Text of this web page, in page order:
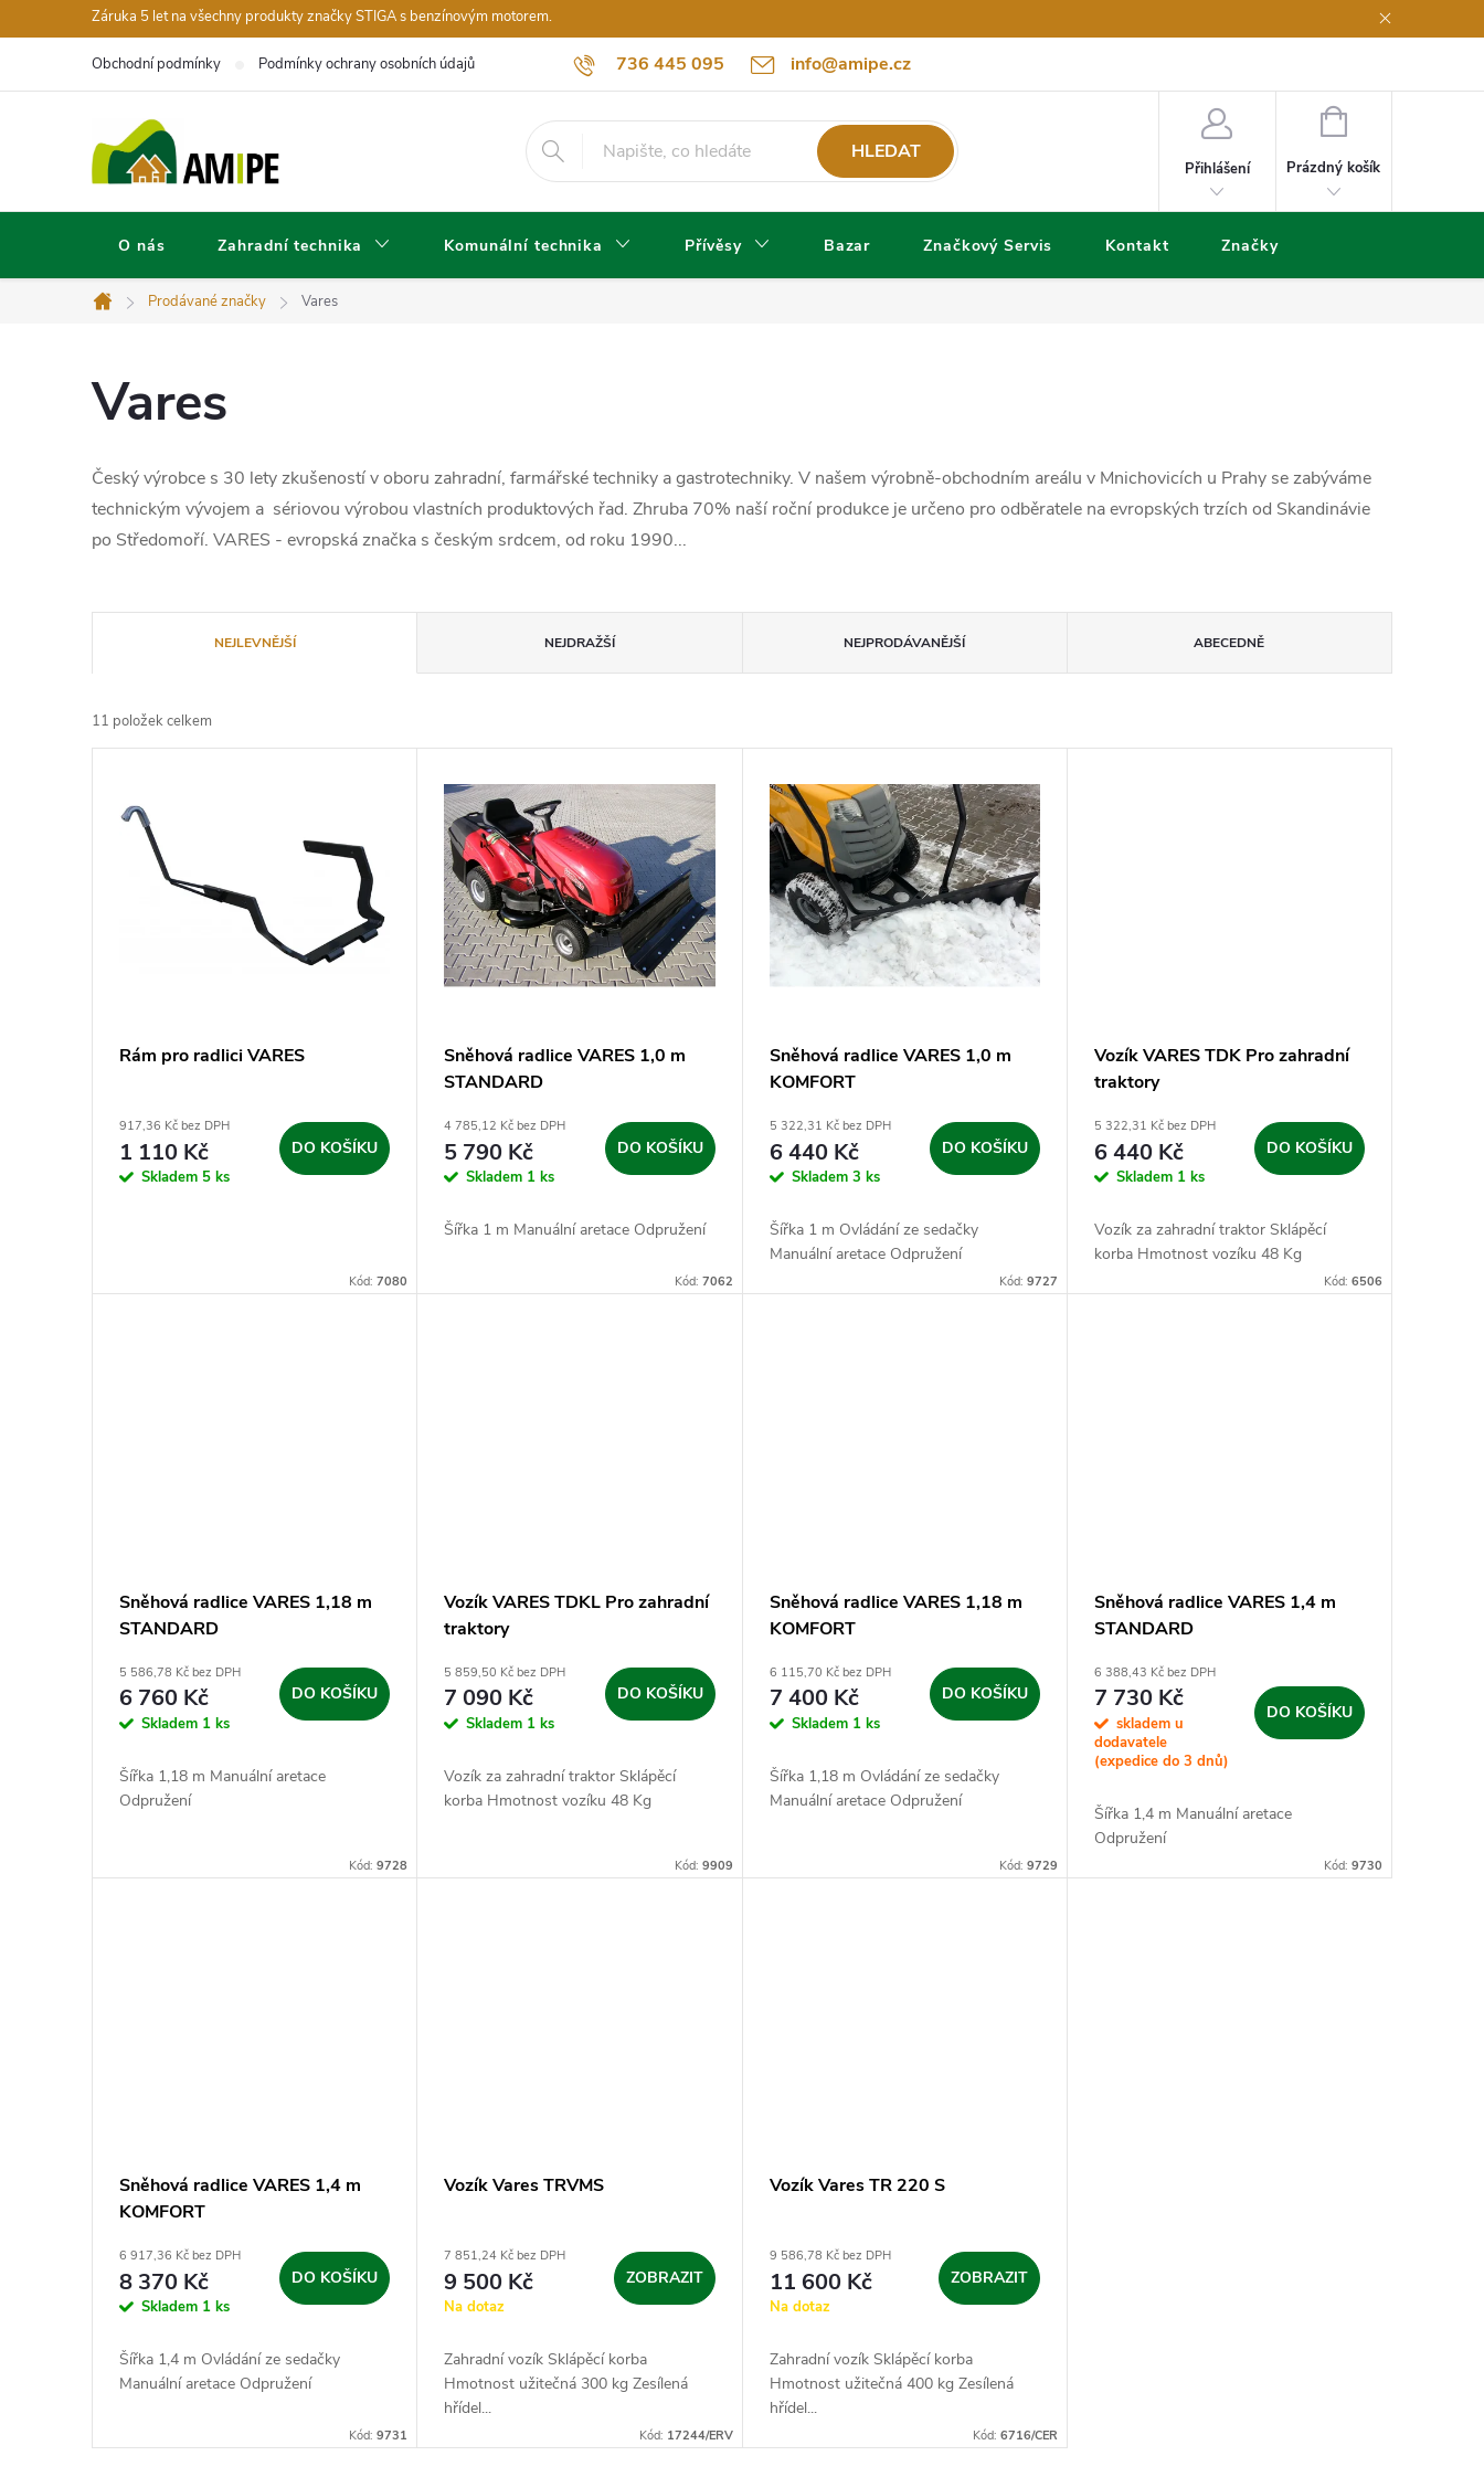
na
Záruka 5 let na všechny produkty značky STIGA s benzínovým motorem.
736 445 095 info@amipe.cz
Obchodní podmínky Podmínky ochrany osobních údajů
HLEDAT
Přihlášení
NÁKUPNÍ
Prázdný košík
O nás Zahradní technika Komunální technika Přívěsy Bazar Značkový Servis Kontakt Značky
Domů
Prodávané značky Vares
Vares
Český výrobce s 30 lety zkušeností v oboru zahradní, farmářské techniky a gastrotechniky. V našem výrobně-obchodním areálu v Mnichovicích u Prahy se zabýváme
technickým vývojem a sériovou výrobou vlastních produktových řad. Zhruba 70% naší roční produkce je určeno pro odběratele na evropských trzích od Skandinávie
po Středomoří. VARES - evropská značka s českým srdcem, od roku 1990...
a
z
t
NEJLEVNĚJŠÍ NEJDRAŽŠÍ NEJPRODÁVANĚJŠÍ ABECEDNĚ
11 položek celkem
Rám pro radlici VARES
917,36 Kč bez DPH
1 110 Kč
Skladem 5 ks
DO KOŠÍKU
Kód:7080
Sněhová radlice VARES 1,0 m
STANDARD
4 785,12 Kč bez DPH
5 790 Kč
Skladem 1 ks
DO KOŠÍKU
Šířka 1 m Manuální aretace Odpružení
Kód: 7062
Sněhová radlice VARES 1,0 m
KOMFORT
5 322,31 Kč bez DPH
6 440 Kč
Skladem 3 ks
DO KOŠÍKU
Šířka 1 m Ovládání ze sedačky
Manuální aretace Odpružení
Kód: 9727
Vozík VARES TDK Pro zahradní
traktory
5 322,31 Kč bez DPH
6 440 Kč
Skladem 1 ks
DO KOŠÍKU
Vozík za zahradní traktor Sklápěcí
korba Hmotnost vozíku 48 Kg
Kód: 6506
Sněhová radlice VARES 1,18 m
STANDARD
5 586,78 Kč bez DPH
6 760 Kč
Skladem 1 ks
DO KOŠÍKU
Šířka 1,18 m Manuální aretace
Odpružení
Kód:9728
Vozík VARES TDKL Pro zahradní
traktory
5 859,50 Kč bez DPH
7 090 Kč
Skladem 1 ks
DO KOŠÍKU
Vozík za zahradní traktor Sklápěcí
korba Hmotnost vozíku 48 Kg
Kód: 9909
Sněhová radlice VARES 1,18 m
KOMFORT
6 115,70 Kč bez DPH
7 400 Kč
Skladem 1 ks
DO KOŠÍKU
Šířka 1,18 m Ovládání ze sedačky
Manuální aretace Odpružení
Kód: 9729
Sněhová radlice VARES 1,4 m
STANDARD
6 388,43 Kč bez DPH
7 730 Kč
skladem u
dodavatele
(expedice do 3 dnů)
DO KOŠÍKU
Šířka 1,4 m Manuální aretace
Odpružení
Kód: 9730
Sněhová radlice VARES 1,4 m
KOMFORT
6 917,36 Kč bez DPH
8 370 Kč
Skladem 1 ks
DO KOŠÍKU
Šířka 1,4 m Ovládání ze sedačky
Manuální aretace Odpružení
Kód:9731
Vozík Vares TRVMS
7 851,24 Kč bez DPH
9 500 Kč
Na dotaz
ZOBRAZIT
Zahradní vozík Sklápěcí korba
Hmotnost užitečná 300 kg Zesílená
hřídel...
Kód: 17244/ERV
Vozík Vares TR 220 S
9 586,78 Kč bez DPH
11 600 Kč
Na dotaz
ZOBRAZIT
Zahradní vozík Sklápěcí korba
Hmotnost užitečná 400 kg Zesílená
hřídel...
Kód: 6716/CER